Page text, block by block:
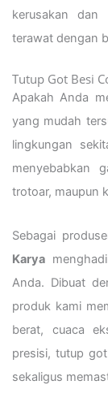
kerusakan
terawat dengan
Tutup Got Besi
Apakah Anda
yang mudah
lingkungan
menyebabkan
trotoar, maupun
Sebagai
Karya
Anda. Dibuat
produk kami
berat, cuaca
presisi, tutup
sekaligus